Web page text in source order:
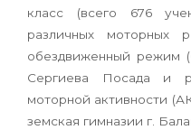
класс (всего 676
различных моторных
обездвиженный
Сергиева Посада и
моторной активности
земская гимназии г.